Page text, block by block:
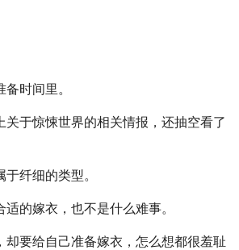
时间里。
关于惊悚世界的相关情报，还抽空看了
纤细的类型。
的嫁衣，也不是什么难事。
却要给自己准备嫁衣，怎么想都很羞耻